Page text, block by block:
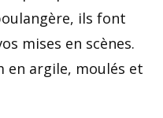
ils font
mises en scènes.
en argile, moulés et